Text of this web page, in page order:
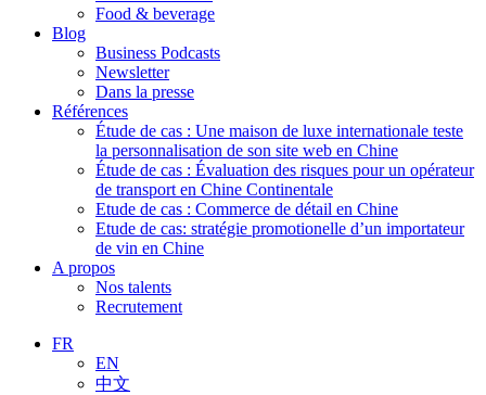
Food & beverage
Blog
Business Podcasts
Newsletter
Dans la presse
Références
Étude de cas : Une maison de luxe internationale teste
la personnalisation de son site web en Chine
Étude de cas : Évaluation des risques pour un opérateur
de transport en Chine Continentale
Etude de cas : Commerce de détail en Chine
Etude de cas: stratégie promotionelle d’un importateur
de vin en Chine
A propos
Nos talents
Recrutement
FR
EN
中文